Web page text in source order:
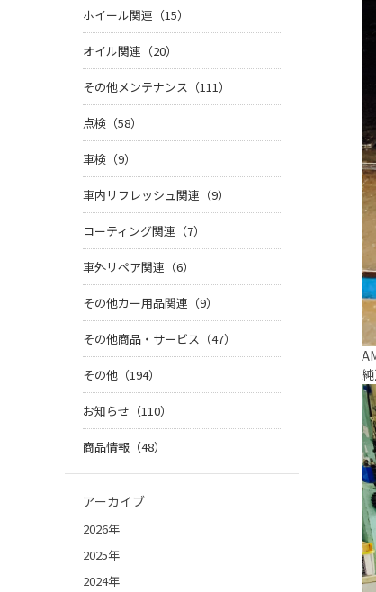
ホイール関連（15）
オイル関連（20）
その他メンテナンス（111）
点検（58）
車検（9）
車内リフレッシュ関連（9）
コーティング関連（7）
車外リペア関連（6）
その他カー用品関連（9）
その他商品・サービス（47）
その他（194）
お知らせ（110）
商品情報（48）
アーカイブ
2026年
2025年
2024年